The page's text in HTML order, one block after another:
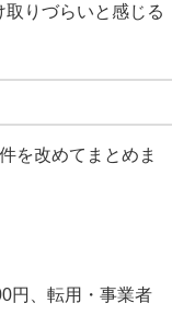
りづらいと感じる
を改めてまとめま
円、転用・事業者